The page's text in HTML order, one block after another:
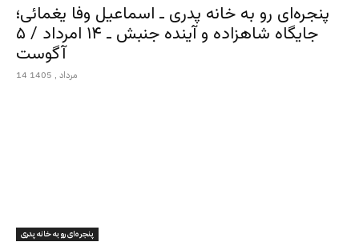
پنجره‌ای رو به خانه پدری ـ اسماعیل وفا یغمائی؛
جایگاه شاهزاده و آینده جنبش ـ ۱۴ امرداد / ۵
آگوست
14 مرداد , 1405
پنجره‌ای رو به خانه پدری